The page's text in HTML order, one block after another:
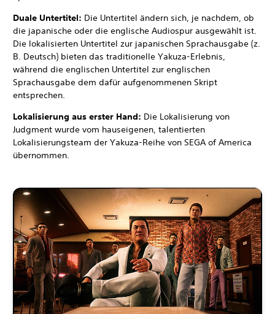
Duale Untertitel: Die Untertitel ändern sich, je nachdem, ob
die japanische oder die englische Audiospur ausgewählt ist.
Die lokalisierten Untertitel zur japanischen Sprachausgabe (z.
B. Deutsch) bieten das traditionelle Yakuza-Erlebnis,
während die englischen Untertitel zur englischen
Sprachausgabe dem dafür aufgenommenen Skript
entsprechen.
Lokalisierung aus erster Hand: Die Lokalisierung von
Judgment wurde vom hauseigenen, talentierten
Lokalisierungsteam der Yakuza-Reihe von SEGA of America
übernommen.